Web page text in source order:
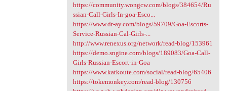
https://community.wongcw.com/blogs/384654/Ru
ssian-Call-Girls-In-goa-Esco...
https://www.dr-ay.com/blogs/59709/Goa-Escorts-
Service-Russian-Cal-Girls-...
http://www.renexus.org/network/read-blog/153961
https://demo.sngine.com/blogs/189083/Goa-Call-
Girls-Russian-Escort-in-Goa
https://www.katkoute.com/social/read-blog/65406
https://tokemonkey.com/read-blog/130756